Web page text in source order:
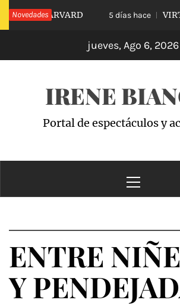
Saltar
al
Novedades
A HARVARD 5 días hace
jueves, Ago 6, 2026
IRENE
Portal de espectáculos y
principal
ENTRE
Y